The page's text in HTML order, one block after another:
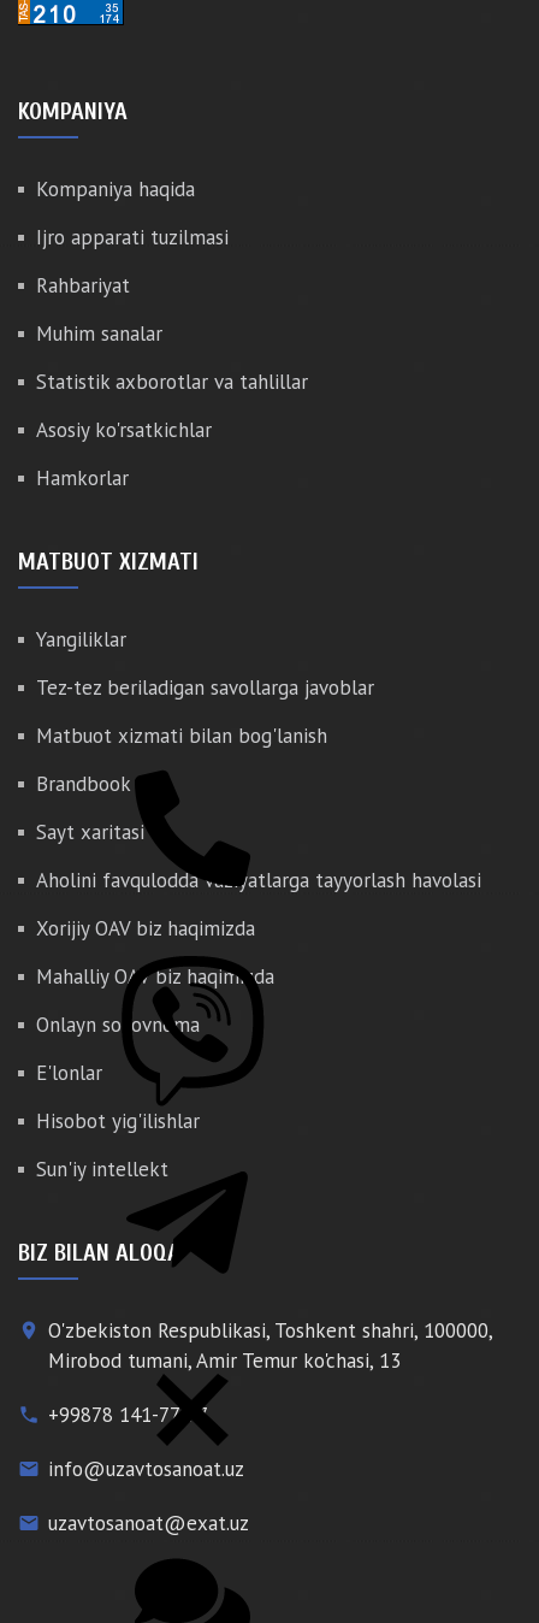
KOMPANIYA
Kompaniya haqida
Ijro apparati tuzilmasi
Rahbariyat
Muhim sanalar
Statistik axborotlar va tahlillar
Asosiy ko'rsatkichlar
Hamkorlar
MATBUOT XIZMATI
Yangiliklar
Tez-tez beriladigan savollarga javoblar
Matbuot xizmati bilan bog'lanish
Brandbook
Sayt xaritasi
Aholini favqulodda vaziyatlarga tayyorlash havolasi
Xorijiy OAV biz haqimizda
Mahalliy OAV biz haqimizda
Onlayn so'rovnoma
E'lonlar
Hisobot yig'ilishlar
Sun'iy intellekt
BIZ BILAN ALOQA
place O'zbekiston Respublikasi, Toshkent shahri, 100000,
Mirobod tumani, Amir Temur ko'chasi, 13
phone +99878 141-77-77
email info@uzavtosanoat.uz
email uzavtosanoat@exat.uz